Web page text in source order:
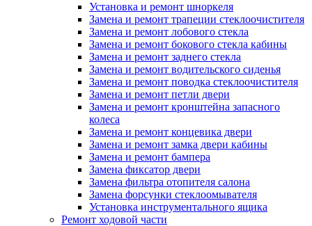
Установка и ремонт шноркеля
Замена и ремонт трапеции стеклоочистителя
Замена и ремонт лобового стекла
Замена и ремонт бокового стекла кабины
Замена и ремонт заднего стекла
Замена и ремонт водительского сиденья
Замена и ремонт поводка стеклоочистителя
Замена и ремонт петли двери
Замена и ремонт кронштейна запасного
колеса
Замена и ремонт концевика двери
Замена и ремонт замка двери кабины
Замена и ремонт бампера
Замена фиксатор двери
Замена фильтра отопителя салона
Замена форсунки стеклоомывателя
Установка инструментального ящика
Ремонт ходовой части